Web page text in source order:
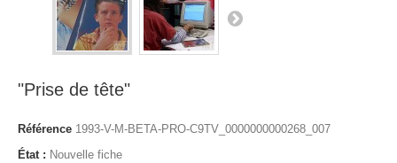
"Prise de tête"
Référence 1993-V-M-BETA-PRO-C9TV_0000000000268_007
État : Nouvelle fiche